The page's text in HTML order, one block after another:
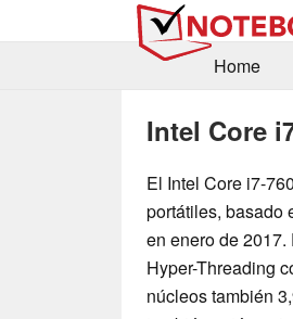
Home
Intel Core
El Intel Core i7-
portátiles, basado
en enero de
Hyper-Threading
núcleos también